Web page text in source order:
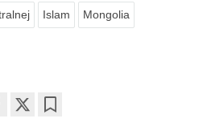
Islam Mongolia